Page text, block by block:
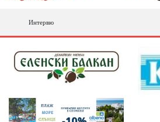
Интервю